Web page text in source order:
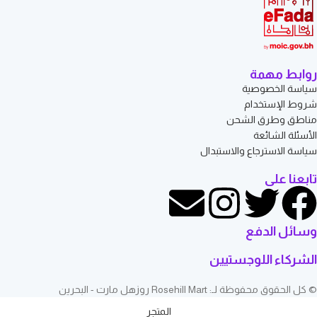
روابط مهمة
سياسة الخصوصية
شروط الإستخدام
مناطق وطرق الشحن
الأسئلة الشائعة
سياسة الاسترجاع والاستبدال
تابعنا على
وسائل الدفع
الشركاء اللوجستيين
© كل الحقوق محفوظة لـ: Rosehill Mart روزهل مارت - البحرين
المتجر